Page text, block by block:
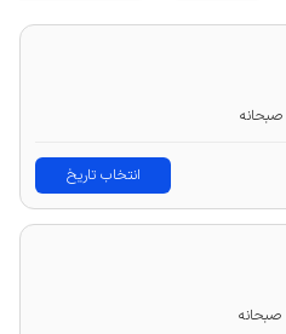
انتخاب تاریخ